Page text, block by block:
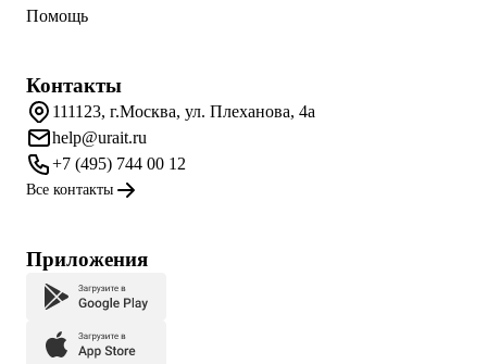
Помощь
Контакты
111123, г.Москва, ул. Плеханова, 4а
help@urait.ru
+7 (495) 744 00 12
Все контакты
Приложения